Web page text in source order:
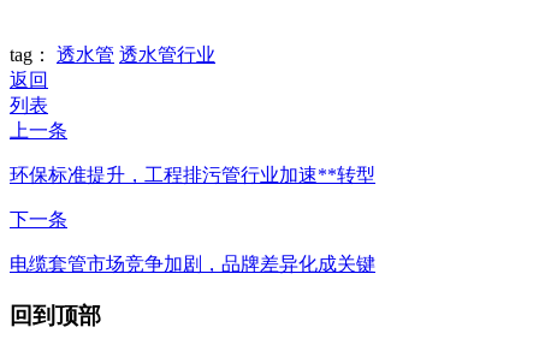
tag： 透水管 透水管行业
返回
列表
上一条
环保标准提升，工程排污管行业加速**转型
下一条
电缆套管市场竞争加剧，品牌差异化成关键
回到顶部